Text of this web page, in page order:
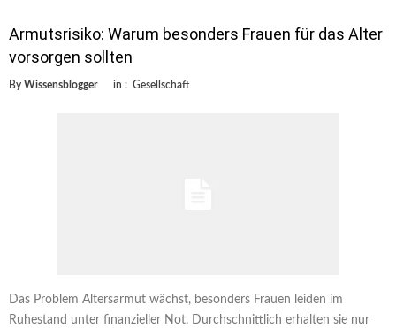
Armutsrisiko: Warum besonders Frauen für das Alter
vorsorgen sollten
By Wissensblogger in : Gesellschaft
Das Problem Altersarmut wächst, besonders Frauen leiden im
Ruhestand unter finanzieller Not. Durchschnittlich erhalten sie nur